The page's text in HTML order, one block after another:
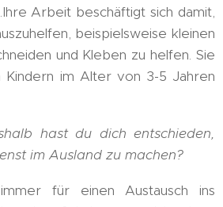
Arbeit beschäftigt sich damit,
beispielsweise kleinen
und Kleben zu helfen. Sie
Kindern im Alter von 3-5 Jahren
hast du dich entschieden,
im Ausland zu machen?
für einen Austausch ins